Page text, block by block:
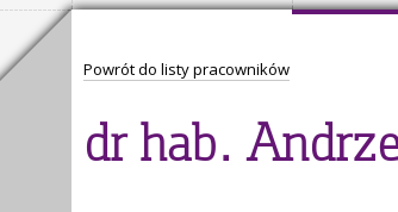
Powrót do listy pracowników
dr hab.